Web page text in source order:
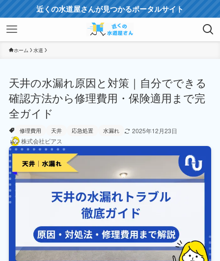
近くの水道屋さんが見つかるポータルサイト
ホーム 水道
天井の水漏れ原因と対策｜自分でできる
確認方法から修理費用・保険適用まで完
全ガイド
修理費用 天井 応急処置 水漏れ
2025年12月23日
株式会社ビアス